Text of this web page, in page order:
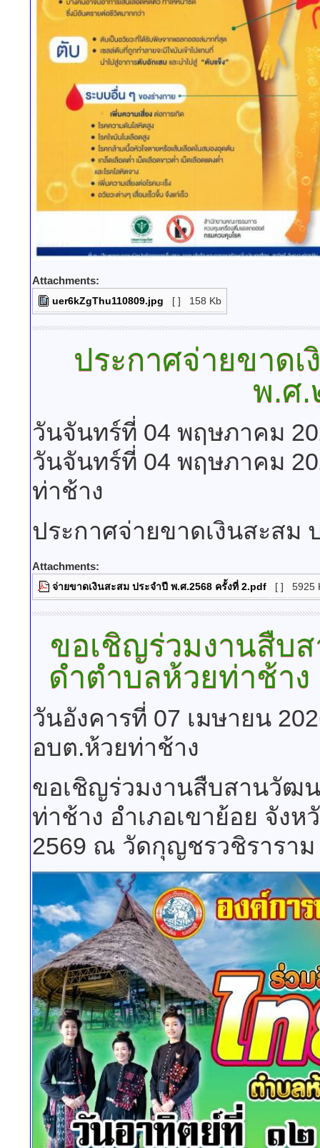
Attachments:
uer6kZgThu110809.jpg [ ] 158 Kb
ประกาศจ่ายขาดเ
พ.ศ
วันจันทร์ที่ 04 พฤษภาคม
วันจันทร์ที่ 04 พฤษภาคม
ท่าช้าง
ประกาศจ่ายขาดเงินสะส
Attachments:
จ่ายขาดเงินสะสม ประจำปี พ.ศ.2568 ครั้งที่ 2.pdf [ ] 5925
ขอเชิญร่วมงานสืบ
ดำตำบลห้วยท่าช้าง
วันอังคารที่ 07 เมษายน
อบต.ห้วยท่าช้าง
ขอเชิญร่วมงานสืบสานวัฒ
ท่าช้าง อำเภอเขาย้อย จัง
2569 ณ วัดกุญชรวชิราราม